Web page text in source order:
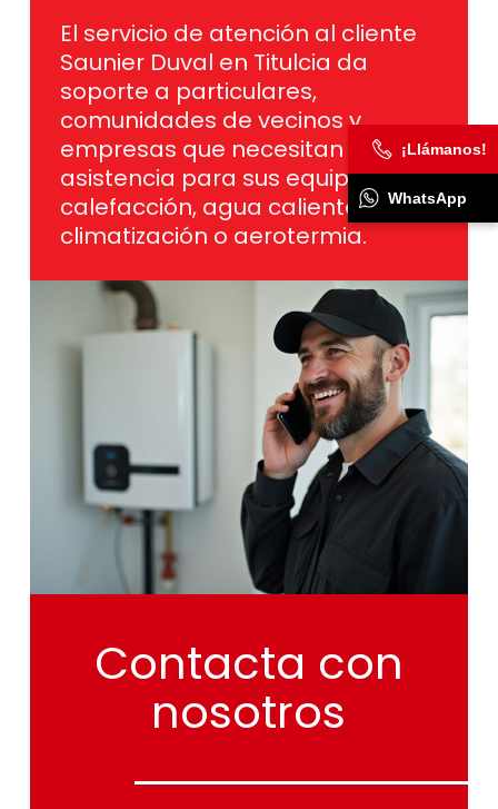
El servicio de atención al cliente
Saunier Duval en Titulcia da
soporte a particulares,
comunidades de vecinos y
empresas que necesitan
asistencia para sus equipos de
calefacción, agua caliente,
climatización o aerotermia.
Contacta con
nosotros
¡Llámanos!
WhatsApp